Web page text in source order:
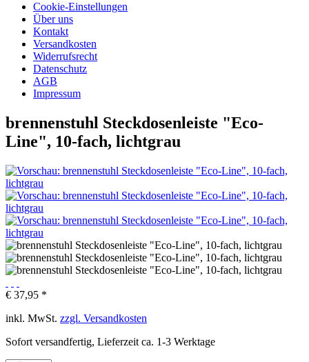
Cookie-Einstellungen
Über uns
Kontakt
Versandkosten
Widerrufsrecht
Datenschutz
AGB
Impressum
brennenstuhl Steckdosenleiste "Eco-
Line", 10-fach, lichtgrau
€ 37,95 *
inkl. MwSt. zzgl. Versandkosten
Sofort versandfertig, Lieferzeit ca. 1-3 Werktage